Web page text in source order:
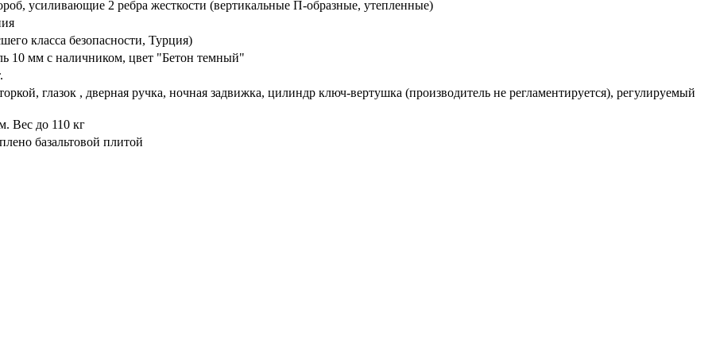
усиливающие 2 ребра жесткости (вертикальные П-образные, утепленные)
класса безопасности, Турция)
10 мм с наличником, цвет "Бетон темный"
глазок , дверная ручка, ночная задвижка, цилиндр ключ-вертушка (производитель не регламентируется), регулируемый
Вес до 110 кг
базальтовой плитой